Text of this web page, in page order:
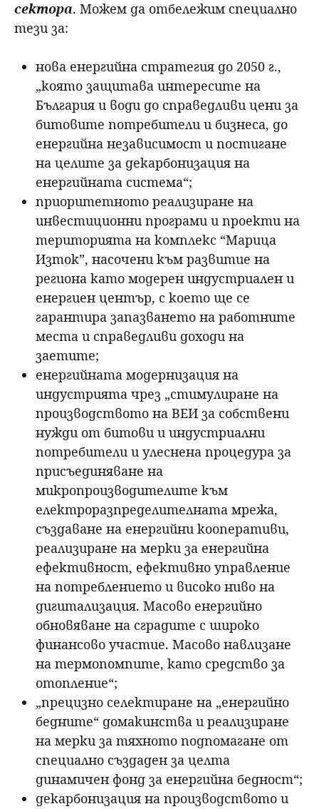
сектора. Можем да отбележим специално
тези за:
нова енергийна стратегия до 2050 г.,
„която защитава интересите на
България и води до справедливи цени за
битовите потребители и бизнеса, до
енергийна независимост и постигане
на целите за декарбонизация на
енергийната система“;
приоритетното реализиране на
инвестиционни програми и проекти на
територията на комплекс “Марица
Изток”, насочени към развитие на
региона като модерен индустриален и
енергиен център, с което ще се
гарантира запазването на работните
места и справедливи доходи на
заетите;
енергийната модернизация на
индустрията чрез „стимулиране на
производството на ВЕИ за собствени
нужди от битови и индустриални
потребители и улеснена процедура за
присъединяване на
микропроизводителите към
електроразпределителната мрежа,
създаване на енергийни кооперативи,
реализиране на мерки за енергийна
ефективност, ефективно управление
на потреблението и високо ниво на
дигитализация. Масово енергийно
обновяване на сградите с широко
финансово участие. Масово навлизане
на термопомпите, като средство за
отопление“;
„прецизно селектиране на „енергийно
бедните“ домакинства и реализиране
на мерки за тяхното подпомагане от
специално създаден за целта
динамичен фонд за енергийна бедност“;
декарбонизация на производството и